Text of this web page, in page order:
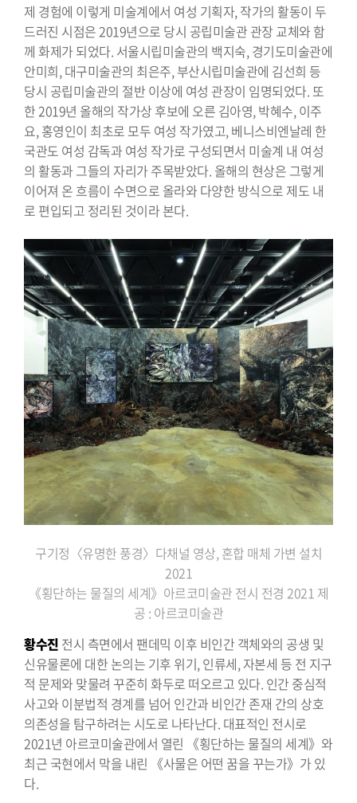
제 경험에 이렇게 미술계에서 여성 기획자, 작가의 활동이 두
드러진 시점은 2019년으로 당시 공립미술관 관장 교체와 함
께 화제가 되었다. 서울시립미술관의 백지숙, 경기도미술관에
안미희, 대구미술관의 최은주, 부산시립미술관에 김선희 등
당시 공립미술관의 절반 이상에 여성 관장이 임명되었다. 또
한 2019년 올해의 작가상 후보에 오른 김아영, 박혜수, 이주
요, 홍영인이 최초로 모두 여성 작가였고, 베니스비엔날레 한
국관도 여성 감독과 여성 작가로 구성되면서 미술계 내 여성
의 활동과 그들의 자리가 주목받았다. 올해의 현상은 그렇게
이어져 온 흐름이 수면으로 올라와 다양한 방식으로 제도 내
로 편입되고 정리된 것이라 본다.
구기정〈유명한 풍경〉다채널 영상, 혼합 매체 가변 설치
2021
《횡단하는 물질의 세계》아르코미술관 전시 전경 2021 제
공 : 아르코미술관
황수진 전시 측면에서 팬데믹 이후 비인간 객체와의 공생 및
신유물론에 대한 논의는 기후 위기, 인류세, 자본세 등 전 지구
적 문제와 맞물려 꾸준히 화두로 떠오르고 있다. 인간 중심적
사고와 이분법적 경계를 넘어 인간과 비인간 존재 간의 상호
의존성을 탐구하려는 시도로 나타난다. 대표적인 전시로
2021년 아르코미술관에서 열린 《횡단하는 물질의 세계》와
최근 국현에서 막을 내린 《사물은 어떤 꿈을 꾸는가》가 있
다.